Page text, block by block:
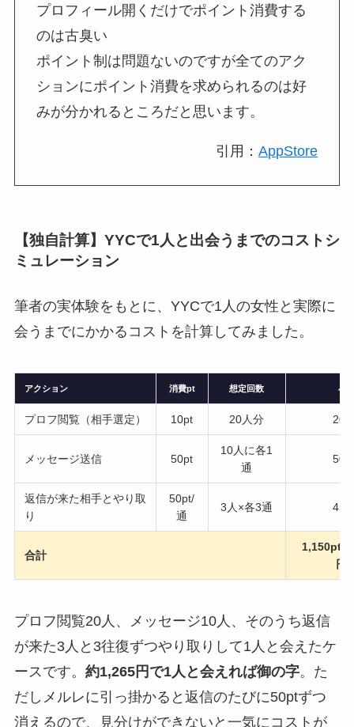
プロフィール開くだけでポイント消費する
のは古臭い
ポイント制は問題ないのですが全てのアク
ションにポイント消費を求められるのは好
みが分かれるところだと思います。
引用：AppStore
【独自計算】YYCで1人と出会うまでのコストシ
ミュレーション
筆者の実体験をもとに、YYCで1人の女性と実際に
会うまでにかかるコストを計算してみました。
アクション 消費pt 想定回数 小
プロフ閲覧（相手選定） 10pt 20人分
メッセージ送信 50pt
10人に各1
通
返信が来た相手とやり取
り
50pt/
通
3人×各3通
合計
1,150pt
円
プロフ閲覧20人、メッセージ10人、そのうち返信
が来た3人と3往復ずつやり取りして1人と会えたケ
ースです。 約1,265円で1人と会えれば御の字。た
だしメルレに引っ掛かると返信のたびに50ptずつ
消えるので、見分けができないと一気にコストが